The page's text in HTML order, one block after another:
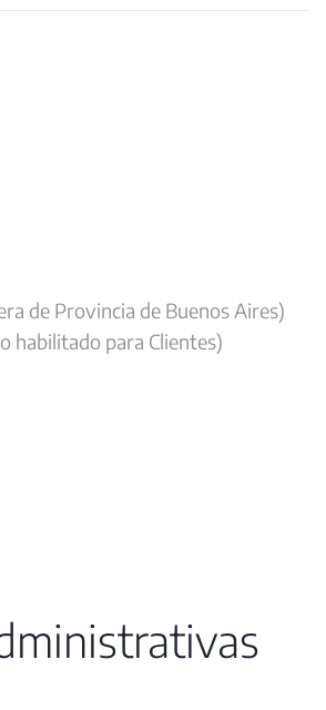
de Provincia de Buenos Aires)
habilitado para Clientes)